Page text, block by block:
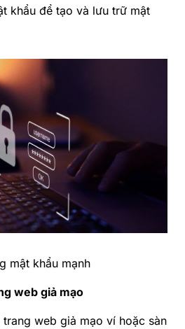
khẩu để tạo và lưu trữ mật
mật khẩu mạnh
web giả mạo
web giả mạo ví hoặc sàn